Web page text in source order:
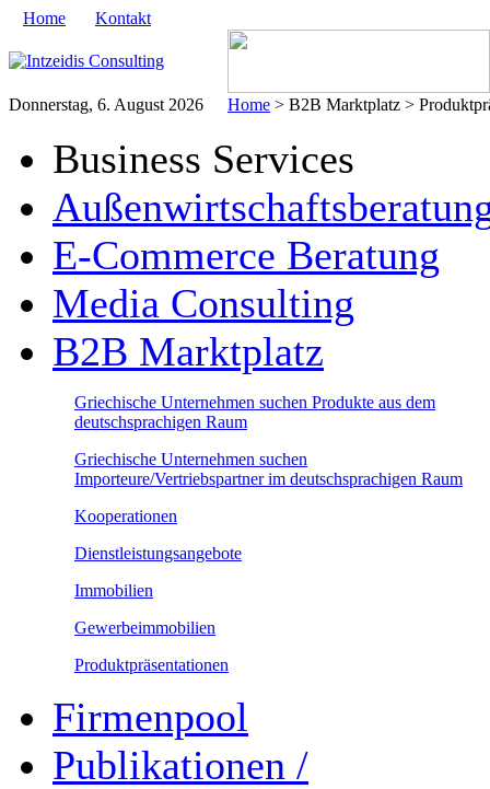
Home Kontakt
Donnerstag, 6. August 2026 Home > B2B Marktplatz >
Business Services
E-Commerce Beratung
Media Consulting
B2B Marktplatz
Griechische Unternehmen suchen Produkte aus dem
deutschsprachigen Raum
Griechische Unternehmen suchen
Importeure/Vertriebspartner im deutschsprachigen Raum
Kooperationen
Dienstleistungsangebote
Immobilien
Gewerbeimmobilien
Produktpräsentationen
Firmenpool
Publikationen /